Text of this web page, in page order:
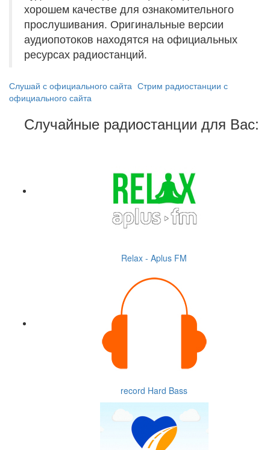
хорошем качестве для ознакомительного
прослушивания. Оригинальные версии
аудиопотоков находятся на официальных
ресурсах радиостанций.
Слушай с официального сайта Стрим радиостанции с
официального сайта
Случайные радиостанции для Вас:
Relax - Aplus FM
record Hard Bass